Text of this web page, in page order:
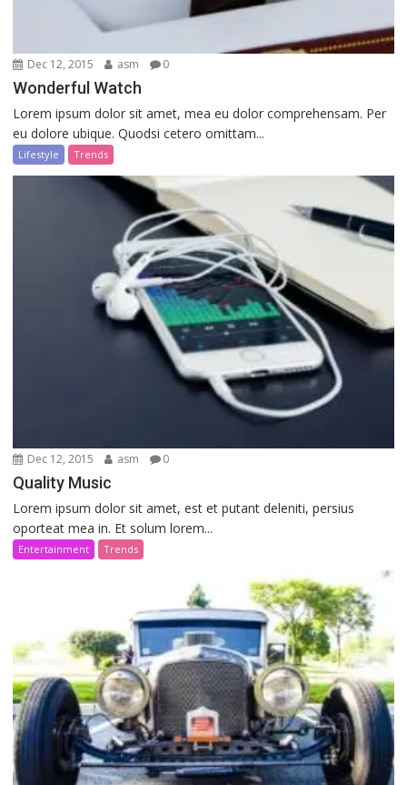
Dec 12, 2015 asm 0
Wonderful Watch
Lorem ipsum dolor sit amet, mea eu dolor comprehensam. Per
eu dolore ubique. Quodsi cetero omittam...
Lifestyle Trends
Dec 12, 2015 asm 0
Quality Music
Lorem ipsum dolor sit amet, est et putant deleniti, persius
oporteat mea in. Et solum lorem...
Entertainment Trends